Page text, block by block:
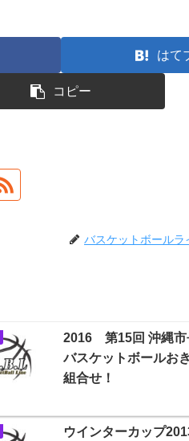
はて
コピー
バスケットボールラ
2016 第15回 沖縄市
バスケットボールお
組合せ！
ウインターカップ